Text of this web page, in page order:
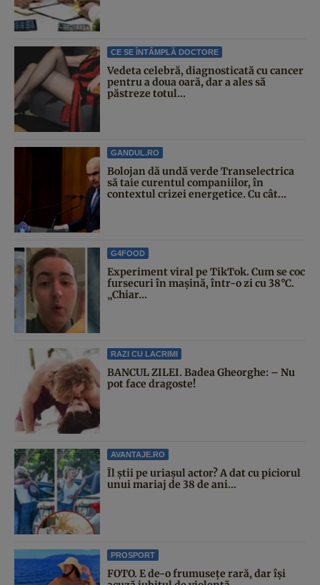
CE SE ÎNTÂMPLĂ DOCTORE
Vedeta celebră, diagnosticată cu cancer
pentru a doua oară, dar a ales să
păstreze totul...
GANDUL.RO
Bolojan dă undă verde Transelectrica
să taie curentul companiilor, în
contextul crizei energetice. Cu cât...
G4FOOD
Experiment viral pe TikTok. Cum se coc
fursecuri în mașină, într-o zi cu 38°C.
„Chiar...
RAZI CU LACRIMI
BANCUL ZILEI. Badea Gheorghe: – Nu
pot face dragoste!
AVANTAJE.RO
Îl știi pe uriașul actor? A dat cu piciorul
unui mariaj de 38 de ani...
PROSPORT
FOTO. E de-o frumusețe rară, dar își